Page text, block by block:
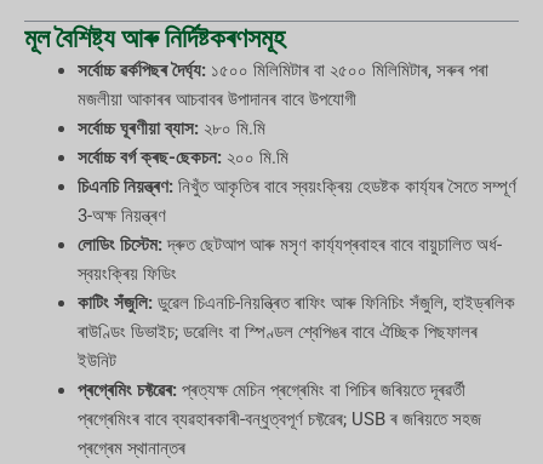
মূল বৈশিষ্ট্য আৰু নিৰ্দিষ্টকৰণসমূহ
সৰ্বোচ্চ ৱৰ্কপিছৰ দৈৰ্ঘ্য:১৫০০ মিলিমিটাৰ বা ২৫০০ মিলিমিটাৰ, সৰুৰ পৰা
মজলীয়া আকাৰৰ আচবাবৰ উপাদানৰ বাবে উপযোগী
সৰ্বোচ্চ ঘূৰণীয়া ব্যাস:২৮০ মি.মি
সৰ্বোচ্চ বৰ্গ ক্ৰছ-ছেকচন:২০০ মি.মি
চিএনচি নিয়ন্ত্ৰণ:নিখুঁত আকৃতিৰ বাবে স্বয়ংক্ৰিয় হেডষ্টক কাৰ্য্যৰ সৈতে সম্পূৰ্ণ
3-অক্ষ নিয়ন্ত্ৰণ
লোডিং চিস্টেম:দ্ৰুত ছেটআপ আৰু মসৃণ কাৰ্য্যপ্ৰবাহৰ বাবে বায়ুচালিত অৰ্ধ-
স্বয়ংক্ৰিয় ফিডিং
কাটিং সঁজুলি:ডুৱেল চিএনচি-নিয়ন্ত্ৰিত ৰাফিং আৰু ফিনিচিং সঁজুলি, হাইড্ৰলিক
ৰাউণ্ডিং ডিভাইচ; ডৱেলিং বা স্পিণ্ডল শ্বেপিঙৰ বাবে ঐচ্ছিক পিছফালৰ
ইউনিট
প্ৰগ্ৰেমিং চফ্টৱেৰ:প্ৰত্যক্ষ মেচিন প্ৰগ্ৰেমিং বা পিচিৰ জৰিয়তে দূৰৱৰ্তী
প্ৰগ্ৰেমিংৰ বাবে ব্যৱহাৰকাৰী-বন্ধুত্বপূৰ্ণ চফ্টৱেৰ; USB ৰ জৰিয়তে সহজ
প্ৰগ্ৰেম স্থানান্তৰ